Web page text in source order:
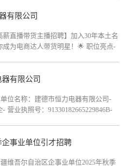
有限公司
薪直播带货主播招聘】加入30年本土名
成为电商达人带货明星！🌟 职位亮点-
含五险）+全额缴纳五险+高额提成+团
播电商黄金赛道，能力直接兑现高回
样的你：- 年龄18-30岁，性格开朗有
有限公司
位名称：建德市恒力电器有限公司-
营业执照号：91330182665229846B-
单位简介成立于2007年，占地23亩，
核心业务为电源插座、延长线为主导
企事业单位引才招聘
维吾尔自治区企事业单位2025年秋季